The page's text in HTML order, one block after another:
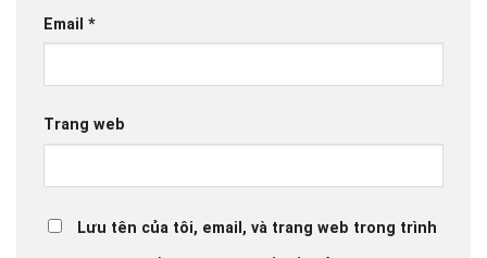
Email *
Trang web
Lưu tên của tôi, email, và trang web trong trình